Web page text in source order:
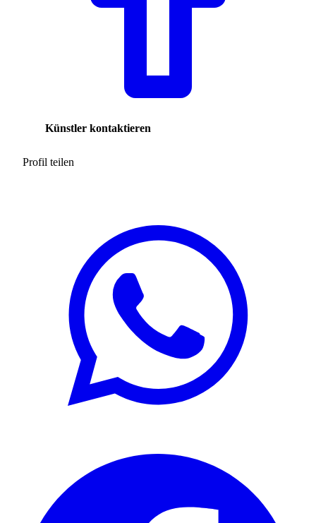
Künstler kontaktieren
Profil teilen